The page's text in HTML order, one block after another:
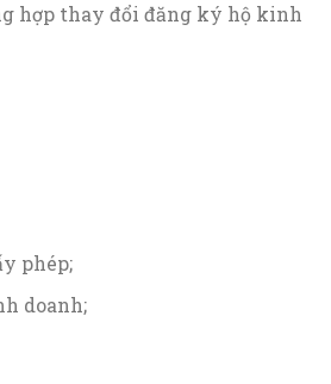
hợp thay đổi đăng ký hộ kinh
phép;
doanh;